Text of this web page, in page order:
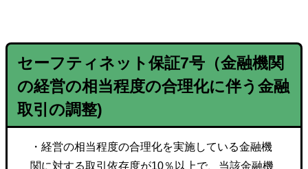
セーフティネット保証7号 （金融機関
の経営の相当程度の合理化に伴う金融
取引の調整)
・経営の相当程度の合理化を実施している金融機
関に対する取引依存度が10％以上で、当該金融機